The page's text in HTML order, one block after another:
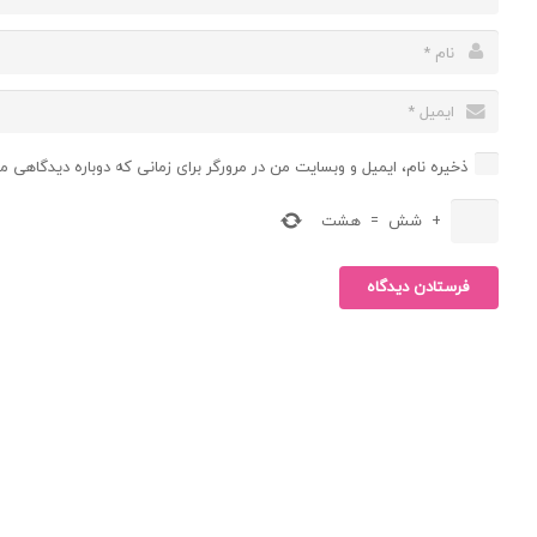
ذخیره نام، ایمیل و وبسایت من در مرورگر برای زمانی که دوباره
+ شش = هشت
فرستادن دیدگاه